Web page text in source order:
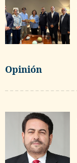
Opinión